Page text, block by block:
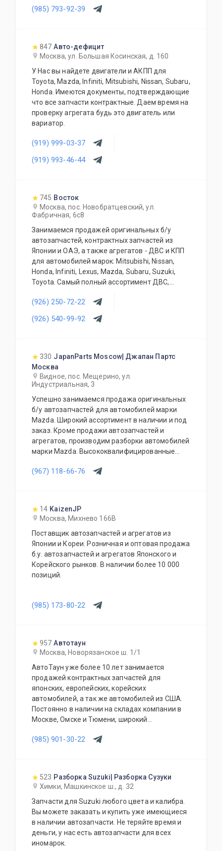
(985) 793-92-39
847 Авто-дефицит
Москва, ул. Большая Косинская, д. 160
У Нас вы найдете двигатели и АКПП для
Toyota, Mazda, Infiniti, Mitsubishi, Nissan, Subaru,
Honda. Имеются документы, подтверждающие
что все запчасти контрактные. Даем время на
проверку агрегата будь это двигатель или
вариатор.
(919) 999-03-37
(919) 993-46-44
745 Восток
Москва, пос. Новобратцевский, ул.
Фабричная, 6с8
Занимаемся продажей оригинальных б/у
автозапчастей, контрактных запчастей из
Японии и ОАЭ, а также агрегатов - ДВС и КПП
для автомобилей марок: Mitsubishi, Nissan,
Honda, Infiniti, Lexus, Mazda, Subaru, Suzuki,
Toyota. Самый полный ассортимент ДВС,
прочего. Предоставляется гарантия качества
на всю продукцию. Приемлемые цены и
система скидок для постоянных и оптовых
(926) 250-72-22
(926) 540-99-92
330 JapanParts Moscow| Джапан Партс
Москва
Видное, пос. Мещерино, ул.
Индустриальная, 3
Успешно занимаемся продажа оригинальных
б/у автозапчастей для автомобилей марки
Mazda. Широкий ассортимент в наличии и под
заказ. Кроме продажи автозапчастей и
агрегатов, производим разборки автомобилей
марки Mazda. Высококвалифицированные
его виды. В нашем автосервисе проводится
дополнительное оборудование для Вашего
автомобиля. Гарантия качества на все услуги
и продукцию. Квалифицированные
специалисты. Мы работаем для Вас каждый
день.
(967) 118-66-76
14 KaizenJP
Москва, Михнево 166В
Поставщик автозапчастей и агрегатов из
Японии и Кореи. Розничная и оптовая продажа
б.у. автозапчастей и агрегатов Японского и
Корейского рынков. В наличии более 10 000
позиций.
(985) 173-80-22
957 Автотаун
Москва, Новорязанское ш. 1/1
АвтоТаун уже более 10 лет занимается
продажей контрактных запчастей для
японских, европейских, корейских
автомобилей, а так же автомобилей из США.
Постоянно в наличии на складах компании в
Москве, Омске и Тюмени, широкий
более 150000 наименований. Все запчасти,
(985) 901-30-22
523 Разборка Suzuki| Разборка Сузуки
Химки, Машкинское ш., д. 32
Запчасти для Suzuki любого цвета и калибра.
Вы можете заказать и купить уже имеющиеся
в наличии автозапчасти. Не теряйте время и
деньги, у нас есть автозапчасти для всех
иномарок.